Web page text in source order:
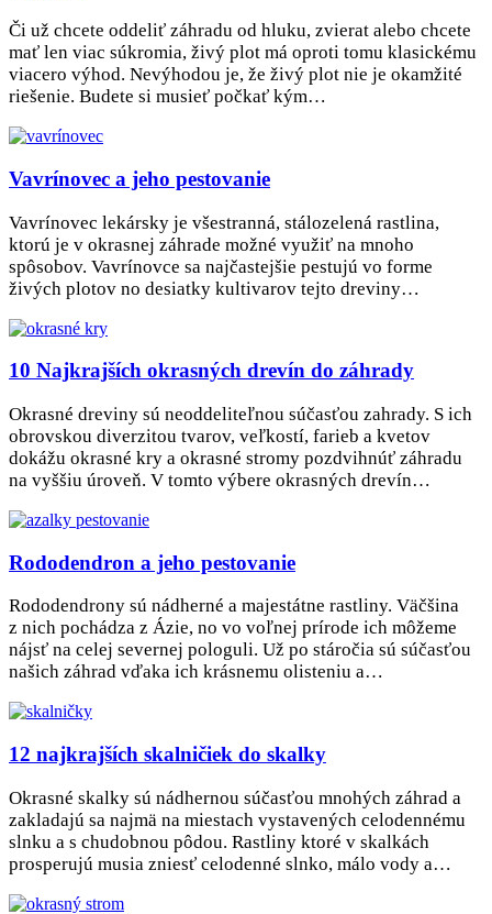
Či už chcete oddeliť záhradu od hluku, zvierat alebo chcete
mať len viac súkromia, živý plot má oproti tomu klasickému
viacero výhod. Nevýhodou je, že živý plot nie je okamžité
riešenie. Budete si musieť počkať kým…
Vavrínovec a jeho pestovanie
Vavrínovec lekársky je všestranná, stálozelená rastlina,
ktorú je v okrasnej záhrade možné využiť na mnoho
spôsobov. Vavrínovce sa najčastejšie pestujú vo forme
živých plotov no desiatky kultivarov tejto dreviny…
10 Najkrajších okrasných drevín do záhrady
Okrasné dreviny sú neoddeliteľnou súčasťou zahrady. S ich
obrovskou diverzitou tvarov, veľkostí, farieb a kvetov
dokážu okrasné kry a okrasné stromy pozdvihnúť záhradu
na vyššiu úroveň. V tomto výbere okrasných drevín…
Rododendron a jeho pestovanie
Rododendrony sú nádherné a majestátne rastliny. Väčšina
z nich pochádza z Ázie, no vo voľnej prírode ich môžeme
nájsť na celej severnej pologuli. Už po stáročia sú súčasťou
našich záhrad vďaka ich krásnemu olisteniu a…
12 najkrajších skalničiek do skalky
Okrasné skalky sú nádhernou súčasťou mnohých záhrad a
zakladajú sa najmä na miestach vystavených celodennému
slnku a s chudobnou pôdou. Rastliny ktoré v skalkách
prosperujú musia zniesť celodenné slnko, málo vody a…